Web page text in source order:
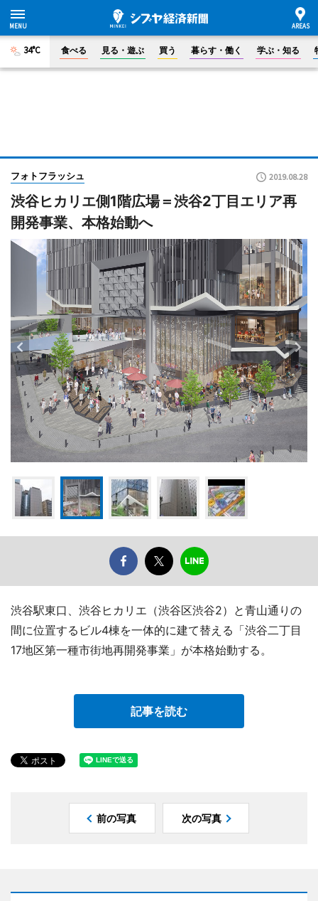
34°C 食べる 見る・遊ぶ 買う 暮らす・働く 学ぶ・知る
フォトフラッシュ 2019.08.28
渋谷ヒカリエ側1階広場＝渋谷2丁目エリア再
開発事業、本格始動へ
渋谷駅東口、渋谷ヒカリエ（渋谷区渋谷2）と青山通りの
間に位置するビル4棟を一体的に建て替える「渋谷二丁目
17地区第一種市街地再開発事業」が本格始動する。
記事を読む
前の写真 次の写真